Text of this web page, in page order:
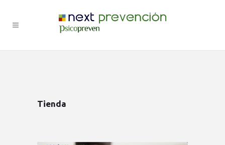
Tienda